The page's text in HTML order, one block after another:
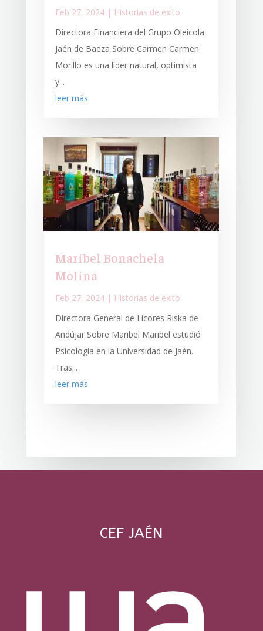
Feb 27, 2024| Historias de éxito
Directora Financiera del Grupo Oleícola
Jaén de Baeza Sobre Carmen Carmen
Morillo es una líder natural, optimista
y...
leer más
Maribel Bonachela
Molina
Feb 27, 2024| Historias de éxito
Directora General de Licores Riska de
Andújar Sobre Maribel Maribel estudió
Psicología en la Universidad de Jaén.
Tras...
leer más
CEF JAÉN